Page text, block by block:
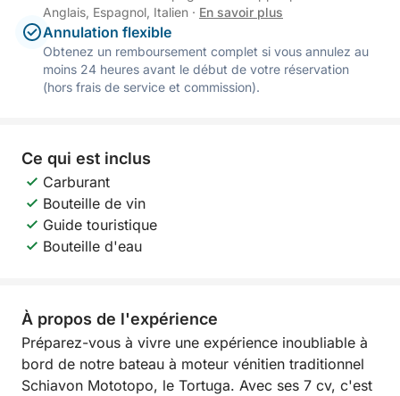
Anglais, Espagnol, Italien · En savoir plus
Annulation flexible
Obtenez un remboursement complet si vous annulez au
moins 24 heures avant le début de votre réservation
(hors frais de service et commission).
Ce qui est inclus
Carburant
Bouteille de vin
Guide touristique
Bouteille d'eau
À propos de l'expérience
Préparez-vous à vivre une expérience inoubliable à
bord de notre bateau à moteur vénitien traditionnel
Schiavon Mototopo, le Tortuga. Avec ses 7 cv, c'est